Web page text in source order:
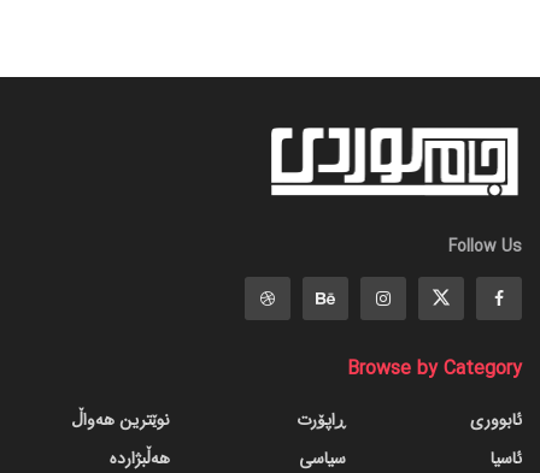
Follow Us
Browse by Category
ئابووری
ئاسیا
ڕاپۆرت
سیاسی
نوێترین هەواڵ
هەڵبژاردە